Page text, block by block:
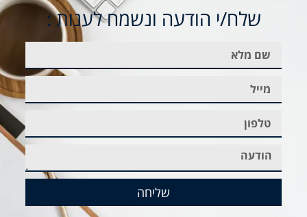
שלח/י הודעה ונשמח לענות :
שליחה